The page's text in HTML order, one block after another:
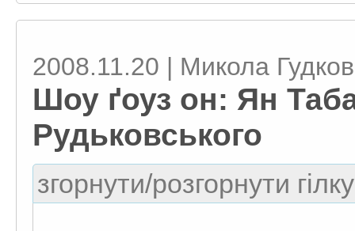
2008.11.20 | Микола
Шоу ґоуз он: Ян
Рудьковського
згорнути/розгорнути